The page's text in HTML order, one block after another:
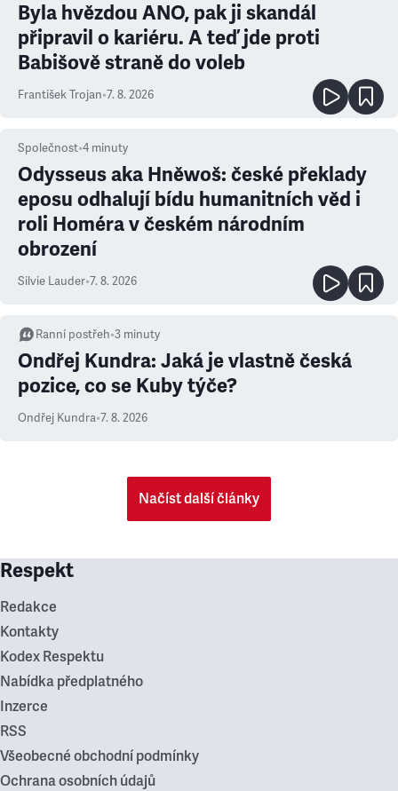
Byla hvězdou ANO, pak ji skandál
připravil o kariéru. A teď jde proti
Babišově straně do voleb
František Trojan•7. 8. 2026
Společnost•4 minuty
Odysseus aka Hněwoš: české překlady
eposu odhalují bídu humanitních věd i
roli Homéra v českém národním
obrození
Silvie Lauder•7. 8. 2026
Ranní postřeh•3 minuty
Ondřej Kundra: Jaká je vlastně česká
pozice, co se Kuby týče?
Ondřej Kundra•7. 8. 2026
Načíst další články
Respekt
Redakce
Kontakty
Kodex Respektu
Nabídka předplatného
Inzerce
RSS
Všeobecné obchodní podmínky
Ochrana osobních údajů